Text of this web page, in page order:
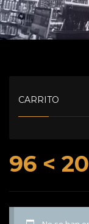
96 <
CARRITO